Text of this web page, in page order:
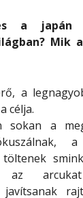
a japán
Mik
a
célja.
sokan a
a
az